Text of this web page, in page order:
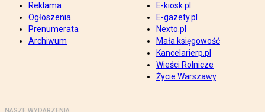
Reklama
Ogłoszenia
Prenumerata
Archiwum
E-kiosk.pl
E-gazety.pl
Nexto.pl
Mała księgowość
Kancelarierp.pl
Wieści Rolnicze
Życie Warszawy